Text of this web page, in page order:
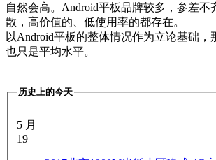
自然会高。Android平板品牌较多，参差不
散，高价值的、低使用率的都存在。
以Android平板的整体情况作为立论基础，
也只是平均水平。
历史上的今天
5 月
19